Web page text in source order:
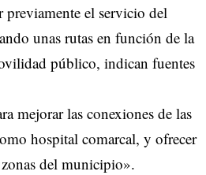
previamente el servicio del
unas rutas en función de la
público, indican fuentes
mejorar las conexiones de las
hospital comarcal, y ofrecer
del municipio».